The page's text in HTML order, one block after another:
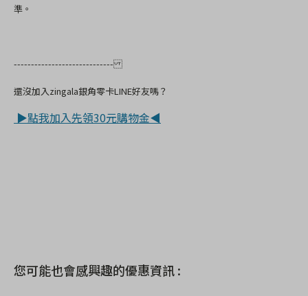
準。
-----------------------------
還沒加入zingala銀角零卡LINE好友嗎？
▶點我加入先領30元購物金◀
您可能也會感興趣的優惠資訊 :